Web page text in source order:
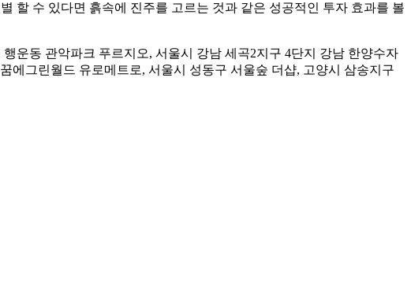
할 수 있다면 흙속에 진주를 고르는 것과 같은 성공적인 투자 효과를 볼
운동 관악파크 푸르지오, 서울시 강남 세곡2지구 4단지 강남 한양수자
에그린월드 유로메트로, 서울시 성동구 서울숲 더샵, 고양시 삼송지구